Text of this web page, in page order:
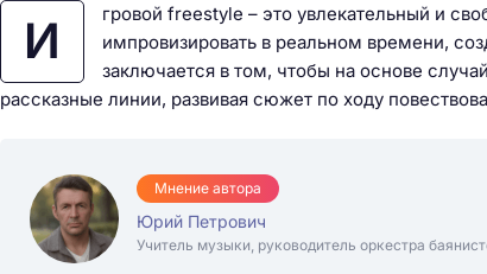
И
гровой freestyle – это увлекательный и
импровизировать в реальном времени,
заключается в том, чтобы на основе
рассказные линии, развивая сюжет по ходу
Мнение автора
Юрий Петрович
Учитель музыки, руководитель оркестра